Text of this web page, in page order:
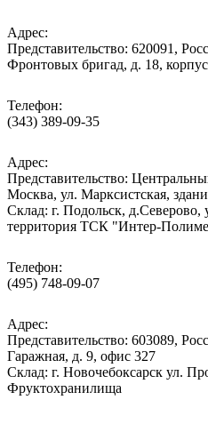
Адрес:
Представительство: 620091,
Фронтовых бригад, д. 18,
Телефон:
(343) 389-09-35
Адрес:
Представительство:
Москва, ул. Марксистская,
Cклад: г. Подольск,
территория ТСК "Интер-
Телефон:
(495) 748-09-07
Адрес:
Представительство: 603089,
Гаражная, д. 9, офис 327
Склад: г. Новочебоксарск ул.
Фруктохранилища